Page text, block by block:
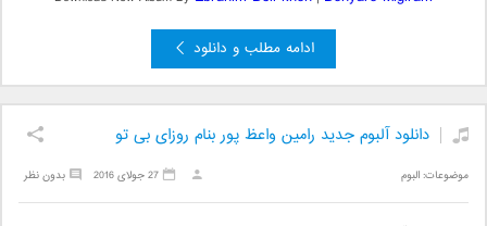
ادامه مطلب و دانلود
دانلود آلبوم جدید رامین واعظ پور بنام روزای بی تو
موضوعات:البوم بدون نظر 27 جولای 2016